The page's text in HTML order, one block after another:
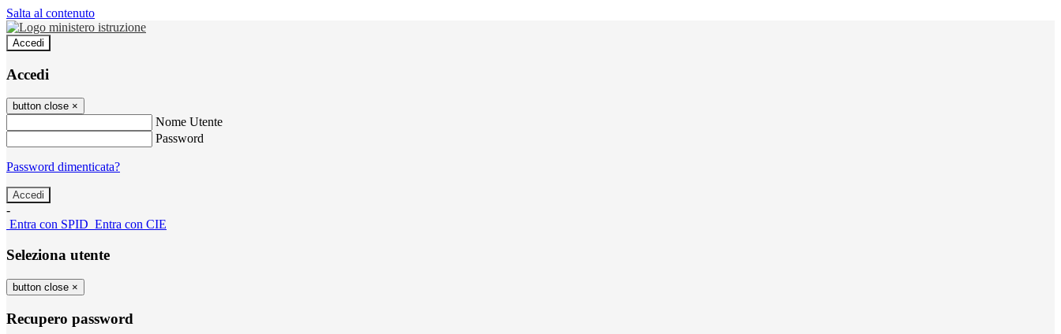
Salta al contenuto
Accedi
Accedi
button close ×
Nome Utente
Password
Password dimenticata?
-
Entra con SPID Entra con CIE
Seleziona utente
button close ×
Recupero password